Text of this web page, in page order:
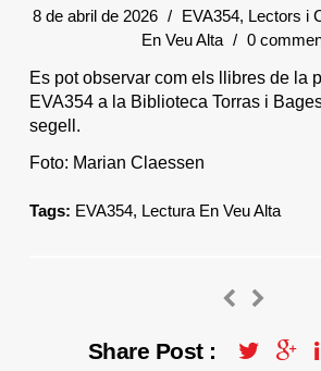
8 de abril de 2026 / EVA354, Lectors i
En Veu Alta / 0
Es pot observar com els llibres de la
EVA354 a la Biblioteca Torras i
segell.
Foto: Marian Claessen
Tags: EVA354, Lectura En Veu Alta
Share Post :